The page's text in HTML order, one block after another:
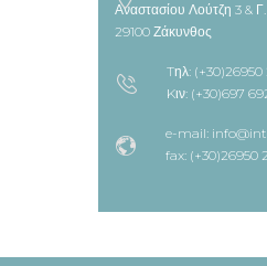
Αναστασίου Λούτζη 3 &
29100 Ζάκυνθος
Tηλ: (+30)26950
Kιν: (+30)697
e-mail:
fax: (+30)26950